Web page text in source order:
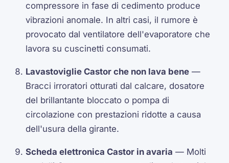
compressore in fase di cedimento produce
vibrazioni anomale. In altri casi, il rumore è
provocato dal ventilatore dell'evaporatore che
lavora su cuscinetti consumati.
Lavastoviglie Castor che non lava bene —
Bracci irroratori otturati dal calcare, dosatore
del brillantante bloccato o pompa di
circolazione con prestazioni ridotte a causa
dell'usura della girante.
Scheda elettronica Castor in avaria — Molti